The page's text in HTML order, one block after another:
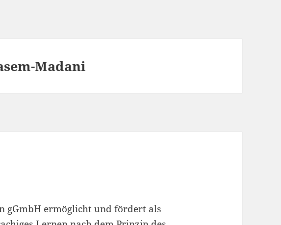
Madani
gGmbH ermöglicht und fördert als